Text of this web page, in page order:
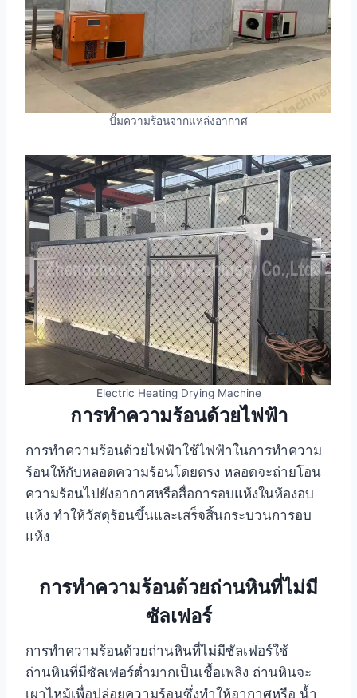
ปั๊มความร้อนจากแหล่งอากาศ
Electric Heating Drying Machine
การทำความร้อนด้วยไฟฟ้า
การทำความร้อนด้วยไฟฟ้าใช้ไฟฟ้าในการทำความ
ร้อนให้กับหลอดความร้อนโดยตรง หลอดจะถ่ายโอน
ความร้อนไปยังอากาศหรือสื่อการอบแห้งในห้องอบ
แห้ง ทำให้วัสดุร้อนขึ้นและเสร็จสิ้นกระบวนการอบ
แห้ง
การทำความร้อนด้วยถ่านหินที่ไม่มี
ซัลเฟอร์
การทำความร้อนด้วยถ่านหินที่ไม่มีซัลเฟอร์ใช้
ถ่านหินที่มีซัลเฟอร์ต่ำมากเป็นเชื้อเพลิง ถ่านหินจะ
เผาไหม้เพื่อปล่อยความร้อนซึ่งทำให้อากาศหรือ น้ำ